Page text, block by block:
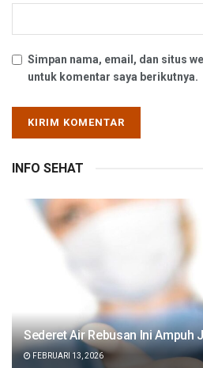
Simpan nama, email, dan situs
untuk komentar saya berikutnya.
INFO SEHAT
Sederet Air Rebusan Ini Ampuh
FEBRUARI 13, 2026